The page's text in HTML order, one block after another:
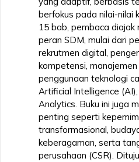
berfokus pada nilai-nilai
15 bab, pembaca diajak
peran SDM, mulai dari
rekrutmen digital,
kompetensi, manajemen
penggunaan teknologi
Artificial Intelligence
Analytics. Buku ini juga
penting seperti
transformasional,
keberagaman, serta
perusahaan (CSR).